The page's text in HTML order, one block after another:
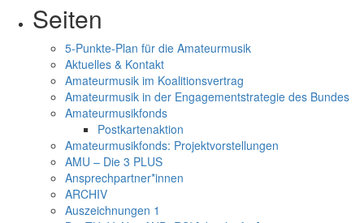
Seiten
5-Punkte-Plan für die Amateurmusik
Aktuelles & Kontakt
Amateurmusik im Koalitionsvertrag
Amateurmusik in der Engagementstrategie des Bundes
Amateurmusikfonds
Postkartenaktion
Amateurmusikfonds: Projektvorstellungen
AMU – Die 3 PLUS
Ansprechpartner*innen
ARCHIV
Auszeichnungen 1